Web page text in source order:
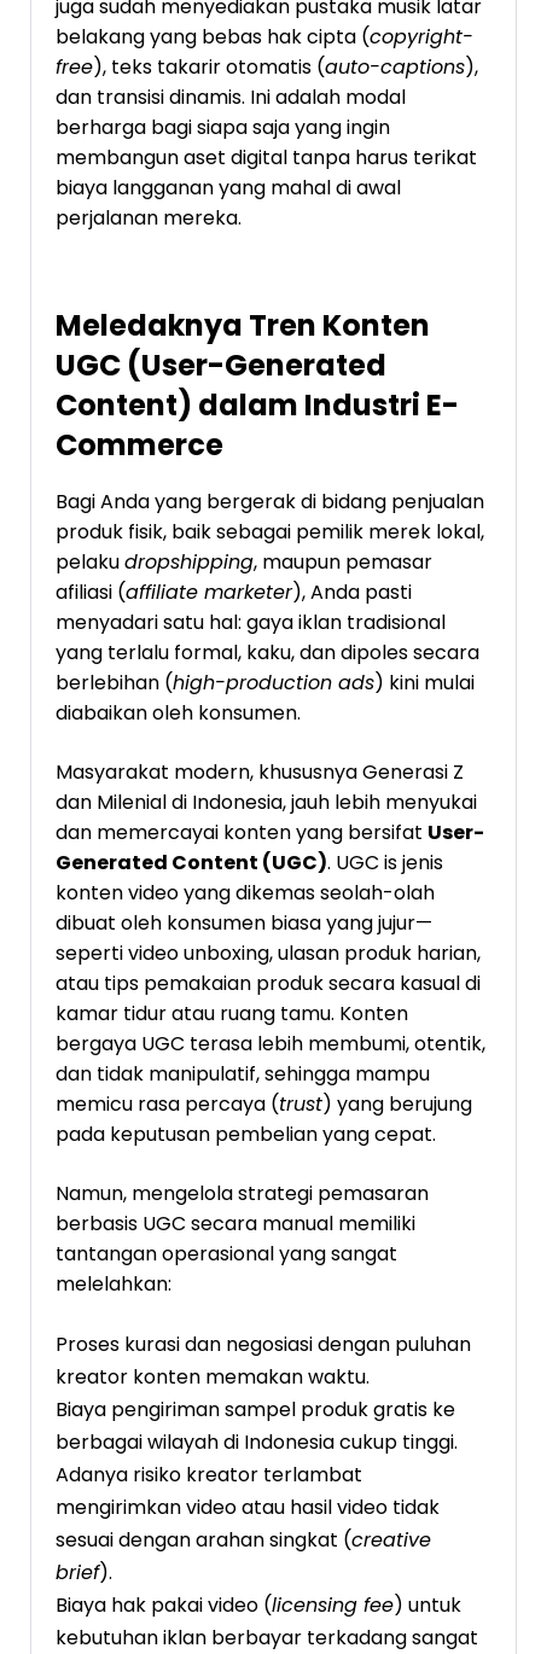
juga sudah menyediakan pustaka musik latar
belakang yang bebas hak cipta (copyright-
free), teks takarir otomatis (auto-captions),
dan transisi dinamis. Ini adalah modal
berharga bagi siapa saja yang ingin
membangun aset digital tanpa harus terikat
biaya langganan yang mahal di awal
perjalanan mereka.
Meledaknya Tren Konten
UGC (User-Generated
Content) dalam Industri E-
Commerce
Bagi Anda yang bergerak di bidang penjualan
produk fisik, baik sebagai pemilik merek lokal,
pelakudropshipping, maupun pemasar
afiliasi (affiliate marketer), Anda pasti
menyadari satu hal: gaya iklan tradisional
yang terlalu formal, kaku, dan dipoles secara
berlebihan (high-production ads) kini mulai
diabaikan oleh konsumen.
Masyarakat modern, khususnya Generasi Z
dan Milenial di Indonesia, jauh lebih menyukai
dan memercayai konten yang bersifat User-
Generated Content (UGC). UGC is jenis
konten video yang dikemas seolah-olah
dibuat oleh konsumen biasa yang jujur—
seperti video unboxing, ulasan produk harian,
atau tips pemakaian produk secara kasual di
kamar tidur atau ruang tamu. Konten
bergaya UGC terasa lebih membumi, otentik,
dan tidak manipulatif, sehingga mampu
memicu rasa percaya (trust) yang berujung
pada keputusan pembelian yang cepat.
Namun, mengelola strategi pemasaran
berbasis UGC secara manual memiliki
tantangan operasional yang sangat
melelahkan:
Proses kurasi dan negosiasi dengan puluhan
kreator konten memakan waktu.
Biaya pengiriman sampel produk gratis ke
berbagai wilayah di Indonesia cukup tinggi.
Adanya risiko kreator terlambat
mengirimkan video atau hasil video tidak
sesuai dengan arahan singkat (creative
brief).
Biaya hak pakai video (licensing fee) untuk
kebutuhan iklan berbayar terkadang sangat